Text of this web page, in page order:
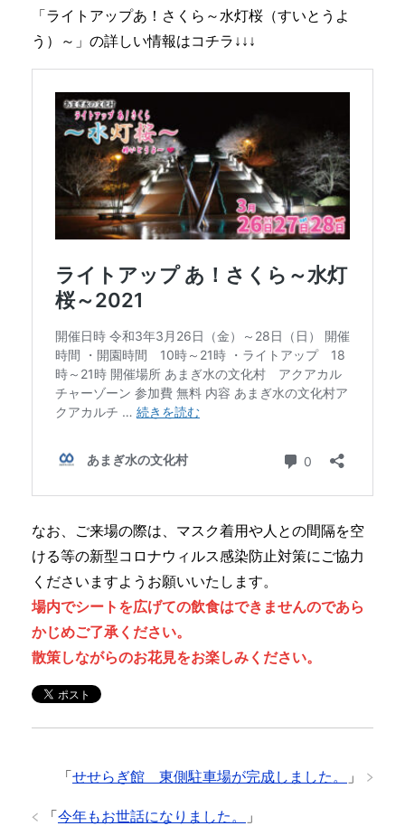
「ライトアップあ！さくら～水灯桜（すいとうよ
う）～」の詳しい情報はコチラ↓↓↓
なお、ご来場の際は、マスク着用や人との間隔を空
ける等の新型コロナウィルス感染防止対策にご協力
くださいますようお願いいたします。
場内でシートを広げての飲食はできませんのであら
かじめご了承ください。
散策しながらのお花見をお楽しみください。
「 せせらぎ館 東側駐車場が完成しました。 」
「 今年もお世話になりました。 」